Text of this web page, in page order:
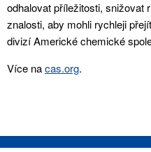
odhalovat příležitosti, snižovat
znalosti, aby mohli rychleji
divizí Americké chemické
Více nacas.org.